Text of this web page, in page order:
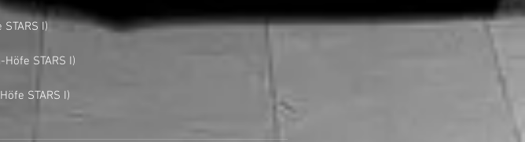
STARS I)
Höfe STARS I)
STARS I)